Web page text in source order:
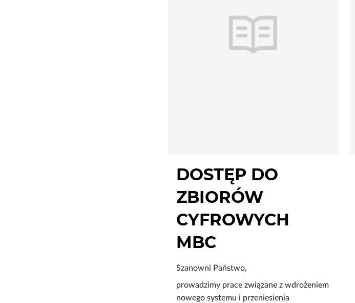
DOSTĘP DO
ZBIORÓW
CYFROWYCH
MBC
Szanowni Państwo,
prowadzimy prace związane z wdrożeniem
nowego systemu i przeniesienia